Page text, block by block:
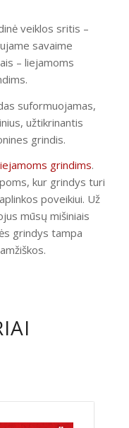
veiklos sritis –
savaime
– liejamoms
suformuojamas,
užtikrinantis
grindis.
grindims.
kur grindys turi
poveikiui. Už
mūsų mišiniais
grindys tampa